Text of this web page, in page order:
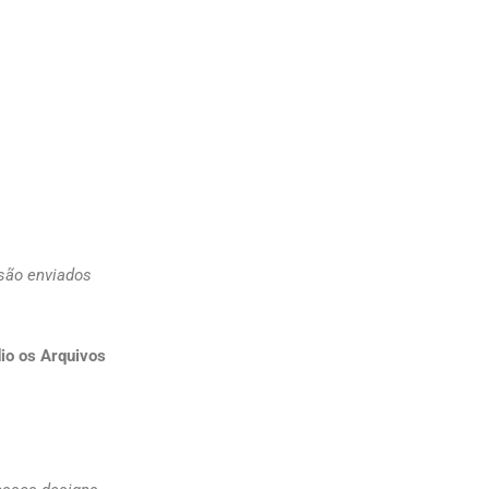
enviados
os Arquivos